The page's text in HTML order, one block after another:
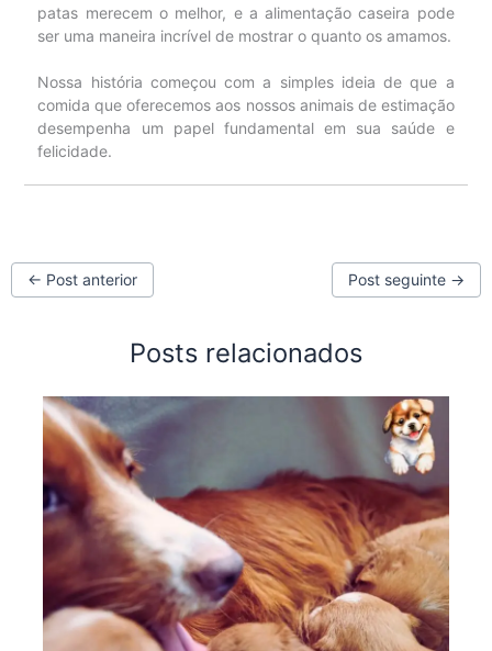
patas merecem o melhor, e a alimentação caseira pode
ser uma maneira incrível de mostrar o quanto os amamos.
Nossa história começou com a simples ideia de que a
comida que oferecemos aos nossos animais de estimação
desempenha um papel fundamental em sua saúde e
felicidade.
← Post anterior Post seguinte →
Posts relacionados